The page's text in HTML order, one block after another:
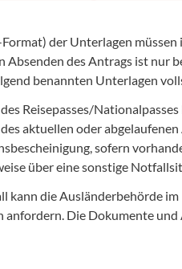
Format) der Unterlagen
Absenden des Antrags ist nur
benannten Unterlagen
Reisepasses/
aktuellen oder
sofern
über eine sonstige
kann die Ausländerbehörde
anfordern. Die Dokumente